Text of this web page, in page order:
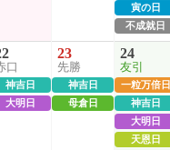
寅の日
不成就日
口
神吉日
大明日
23
先勝
神吉日
母倉日
24
友引
一粒万倍日
神吉日
大明日
天恩日